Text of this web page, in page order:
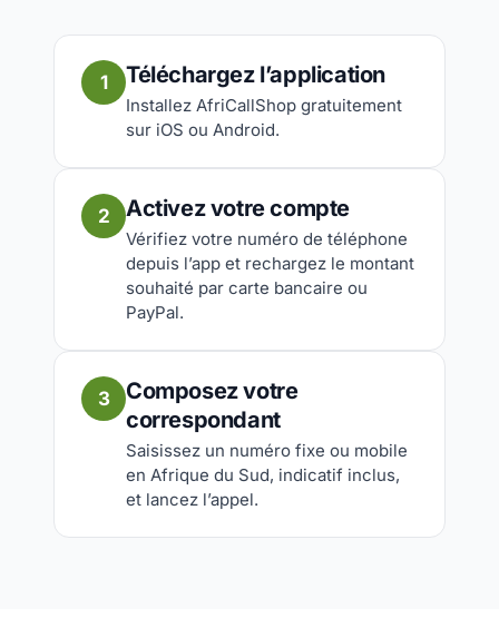
1 Téléchargez l’application
Installez AfriCallShop gratuitement
sur iOS ou Android.
2 Activez votre compte
Vérifiez votre numéro de téléphone
depuis l’app et rechargez le montant
souhaité par carte bancaire ou
PayPal.
3
Composez votre
correspondant
Saisissez un numéro fixe ou mobile
en Afrique du Sud, indicatif inclus,
et lancez l’appel.